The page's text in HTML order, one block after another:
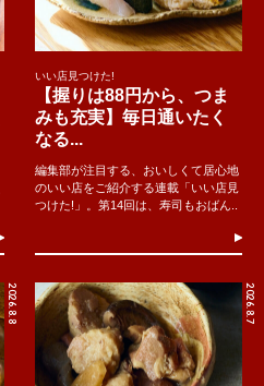
いい店見つけた!
【握りは88円から、つま
みも充実】毎日通いたく
なる...
編集部が注目する、おいしくて居心地
のいい店をご紹介する連載「いい店見
つけた!」。第14回は、寿司もおばん..
2026.8.8 2026.8.7